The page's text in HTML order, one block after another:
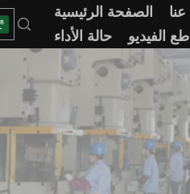
الصفحة الرئيسية
حالة الأداء
الفيديو